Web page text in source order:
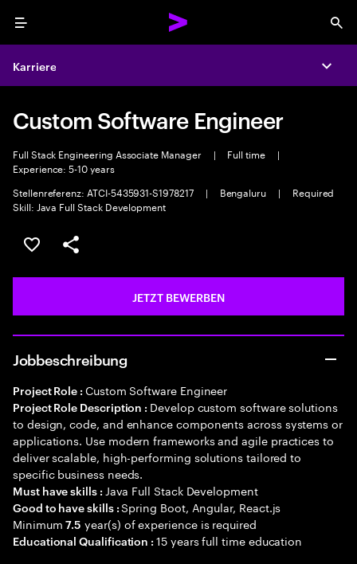
Menu
Karriere
Custom Software Engineer
Full Stack Engineering Associate Manager | Full time
|
Experience: 5-10 years
Stellenreferenz: ATCI-5435931-S1978217
| Bengaluru |
Required
Skill: Java Full Stack Development
JOB SPEICHERN
Teilen
JETZT BEWERBEN
Jobbeschreibung
Project Role : Custom Software Engineer
Project Role Description : Develop custom software solutions
to design, code, and enhance components across systems or
applications. Use modern frameworks and agile practices to
deliver scalable, high-performing solutions tailored to
specific business needs.
Must have skills : Java Full Stack Development
Good to have skills :Spring Boot, Angular, React.js
Minimum7.5 year(s) of experience is required
Educational Qualification :15 years full time education